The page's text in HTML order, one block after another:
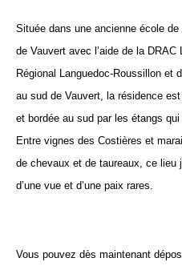
Située dans une ancienne école
de Vauvert avec l’aide de la DRAC
Régional Languedoc-Roussillon et
au sud de Vauvert, la résidence
et bordée au sud par les étangs
Entre vignes des Costières et
de chevaux et de taureaux, ce lieu
d’une vue et d’une paix rares.
Vous pouvez dès maintenant